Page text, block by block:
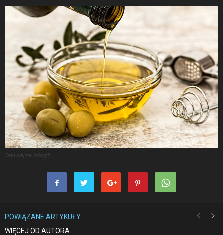
Jaki olej na mózg?
POWIĄZANE ARTYKUŁY
WIĘCEJ OD AUTORA